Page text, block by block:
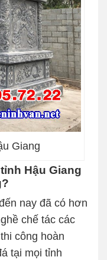
Giang
Hậu Giang
nay đã có hơn
chế tác các
công hoàn
tại mọi tỉnh